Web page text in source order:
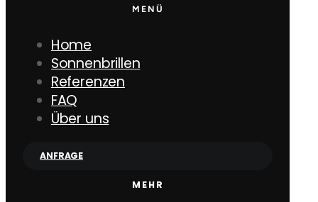
MENÜ
Home
Sonnenbrillen
Referenzen
FAQ
Über uns
ANFRAGE
MEHR